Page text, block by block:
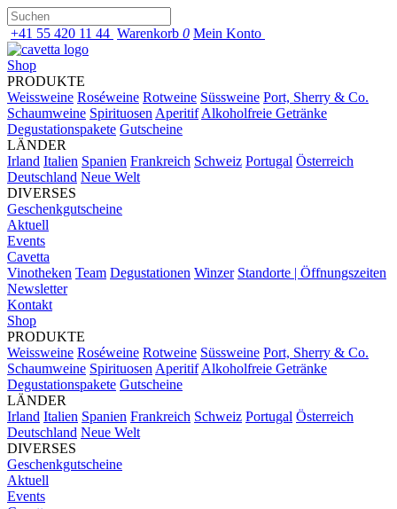
+41 55 420 11 44 Warenkorb 0 Mein Konto
Shop
PRODUKTE
Weissweine Roséweine Rotweine Süssweine Port, Sherry & Co.
Schaumweine Spirituosen Aperitif Alkoholfreie Getränke
Degustationspakete Gutscheine
LÄNDER
Irland Italien Spanien Frankreich Schweiz Portugal Österreich
Deutschland Neue Welt
DIVERSES
Geschenkgutscheine
Aktuell
Events
Cavetta
Vinotheken Team Degustationen Winzer Standorte | Öffnungszeiten
Newsletter
Kontakt
Shop
PRODUKTE
Weissweine Roséweine Rotweine Süssweine Port, Sherry & Co.
Schaumweine Spirituosen Aperitif Alkoholfreie Getränke
Degustationspakete Gutscheine
LÄNDER
Irland Italien Spanien Frankreich Schweiz Portugal Österreich
Deutschland Neue Welt
DIVERSES
Geschenkgutscheine
Aktuell
Events